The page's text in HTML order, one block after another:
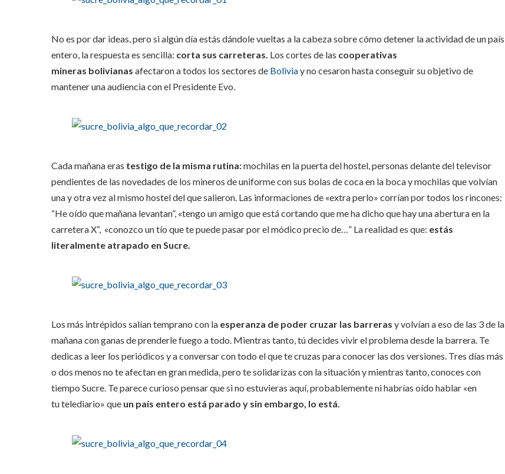
No es por dar ideas, pero si algún día estás dándole vueltas a la cabeza sobre cómo detener la actividad de un país
entero, la respuesta es sencilla: corta sus carreteras. Los cortes de las cooperativas
mineras bolivianas afectaron a todos los sectores de Boliviay no cesaron hasta conseguir su objetivo de
mantener una audiencia con el Presidente Evo.
Cada mañana eras testigo de la misma rutina:mochilas en la puerta del hostel, personas delante del televisor
pendientes de las novedades de los mineros de uniforme con sus bolas de coca en la boca y mochilas que volvían
una y otra vez al mismo hostel del que salieron. Las informaciones de «extra perlo» corrían por todos los rincones:
“He oído que mañana levantan”, «tengo un amigo que está cortando que me ha dicho que hay una abertura en la
carretera X“, «conozco un tío que te puede pasar por el módico precio de…” La realidad es que: estás
literalmente atrapado en Sucre.
Los más intrépidos salían temprano con la esperanza de poder cruzar las barreras y volvían a eso de las 3 de la
mañana con ganas de prenderle fuego a todo. Mientras tanto, tú decides vivir el problema desde la barrera. Te
dedicas a leer los periódicos y a conversar con todo el que te cruzas para conocer las dos versiones. Tres días más
o dos menos no te afectan en gran medida, pero te solidarizas con la situación y mientras tanto, conoces con
tiempo Sucre. Te parece curioso pensar que si no estuvieras aquí, probablemente ni habrías oído hablar «en
tu telediario» que un país entero está parado y sin embargo, lo está.